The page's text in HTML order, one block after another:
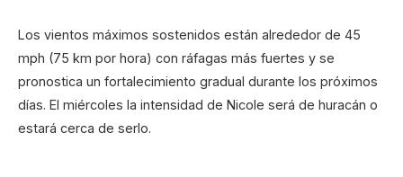
Los vientos máximos sostenidos están alrededor de 45
mph (75 km por hora) con ráfagas más fuertes y se
pronostica un fortalecimiento gradual durante los próximos
días. El miércoles la intensidad de Nicole será de huracán o
estará cerca de serlo.